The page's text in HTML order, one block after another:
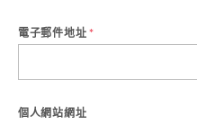
電子郵件地址 *
個人網站網址